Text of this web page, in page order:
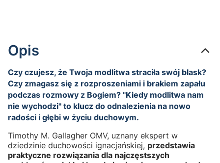
Opis
Czy czujesz, że Twoja modlitwa straciła swój blask?
Czy zmagasz się z rozproszeniami i brakiem zapału
podczas rozmowy z Bogiem? "Kiedy modlitwa nam
nie wychodzi" to klucz do odnalezienia na nowo
radości i głębi w życiu duchowym.
Timothy M. Gallagher OMV, uznany ekspert w
dziedzinie duchowości ignacjańskiej, przedstawia
praktyczne rozwiązania dla najczęstszych